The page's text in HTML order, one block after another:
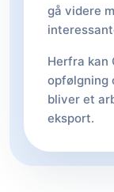
gå videre
Herfra kan
opfølgning
bliver et
eksport.